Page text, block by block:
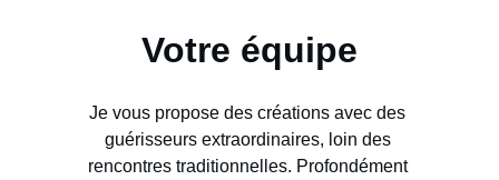
Votre équipe
Je vous propose des créations avec des
guérisseurs extraordinaires, loin des
rencontres traditionnelles. Profondément